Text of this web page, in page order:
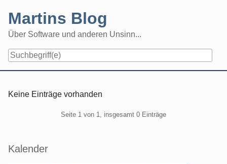
content
Martins Blog
Über Software und anderen Unsinn...
Keine Einträge vorhanden
Seite 1 von 1, insgesamt 0 Einträge
Seitenleiste
Kalender